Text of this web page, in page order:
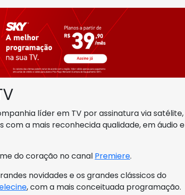
líder em TV por assinatura via satélite,
a mais reconhecida qualidade, em áudio e
do coração no canal Premiere.
novidades e os grandes clássicos do
, com a mais conceituada programação.